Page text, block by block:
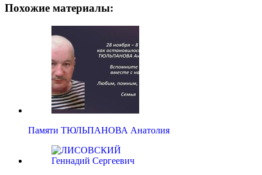
Похожие материалы:
Памяти ТЮЛЬПАНОВА Анатолия